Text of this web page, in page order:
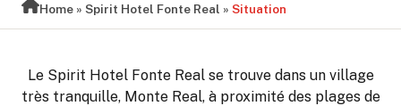
Home »Spirit Hotel Fonte Real »Situation
Le Spirit Hotel Fonte Real se trouve dans un village
très tranquille, Monte Real, à proximité des plages de